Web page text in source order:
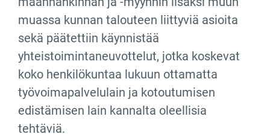
muassa kunnan talouteen liittyviä asioita
sekä päätettiin käynnistää
yhteistoimintaneuvottelut, jotka koskevat
koko henkilökuntaa lukuun ottamatta
työvoimapalvelulain ja kotoutumisen
edistämisen lain kannalta oleellisia
tehtäviä.